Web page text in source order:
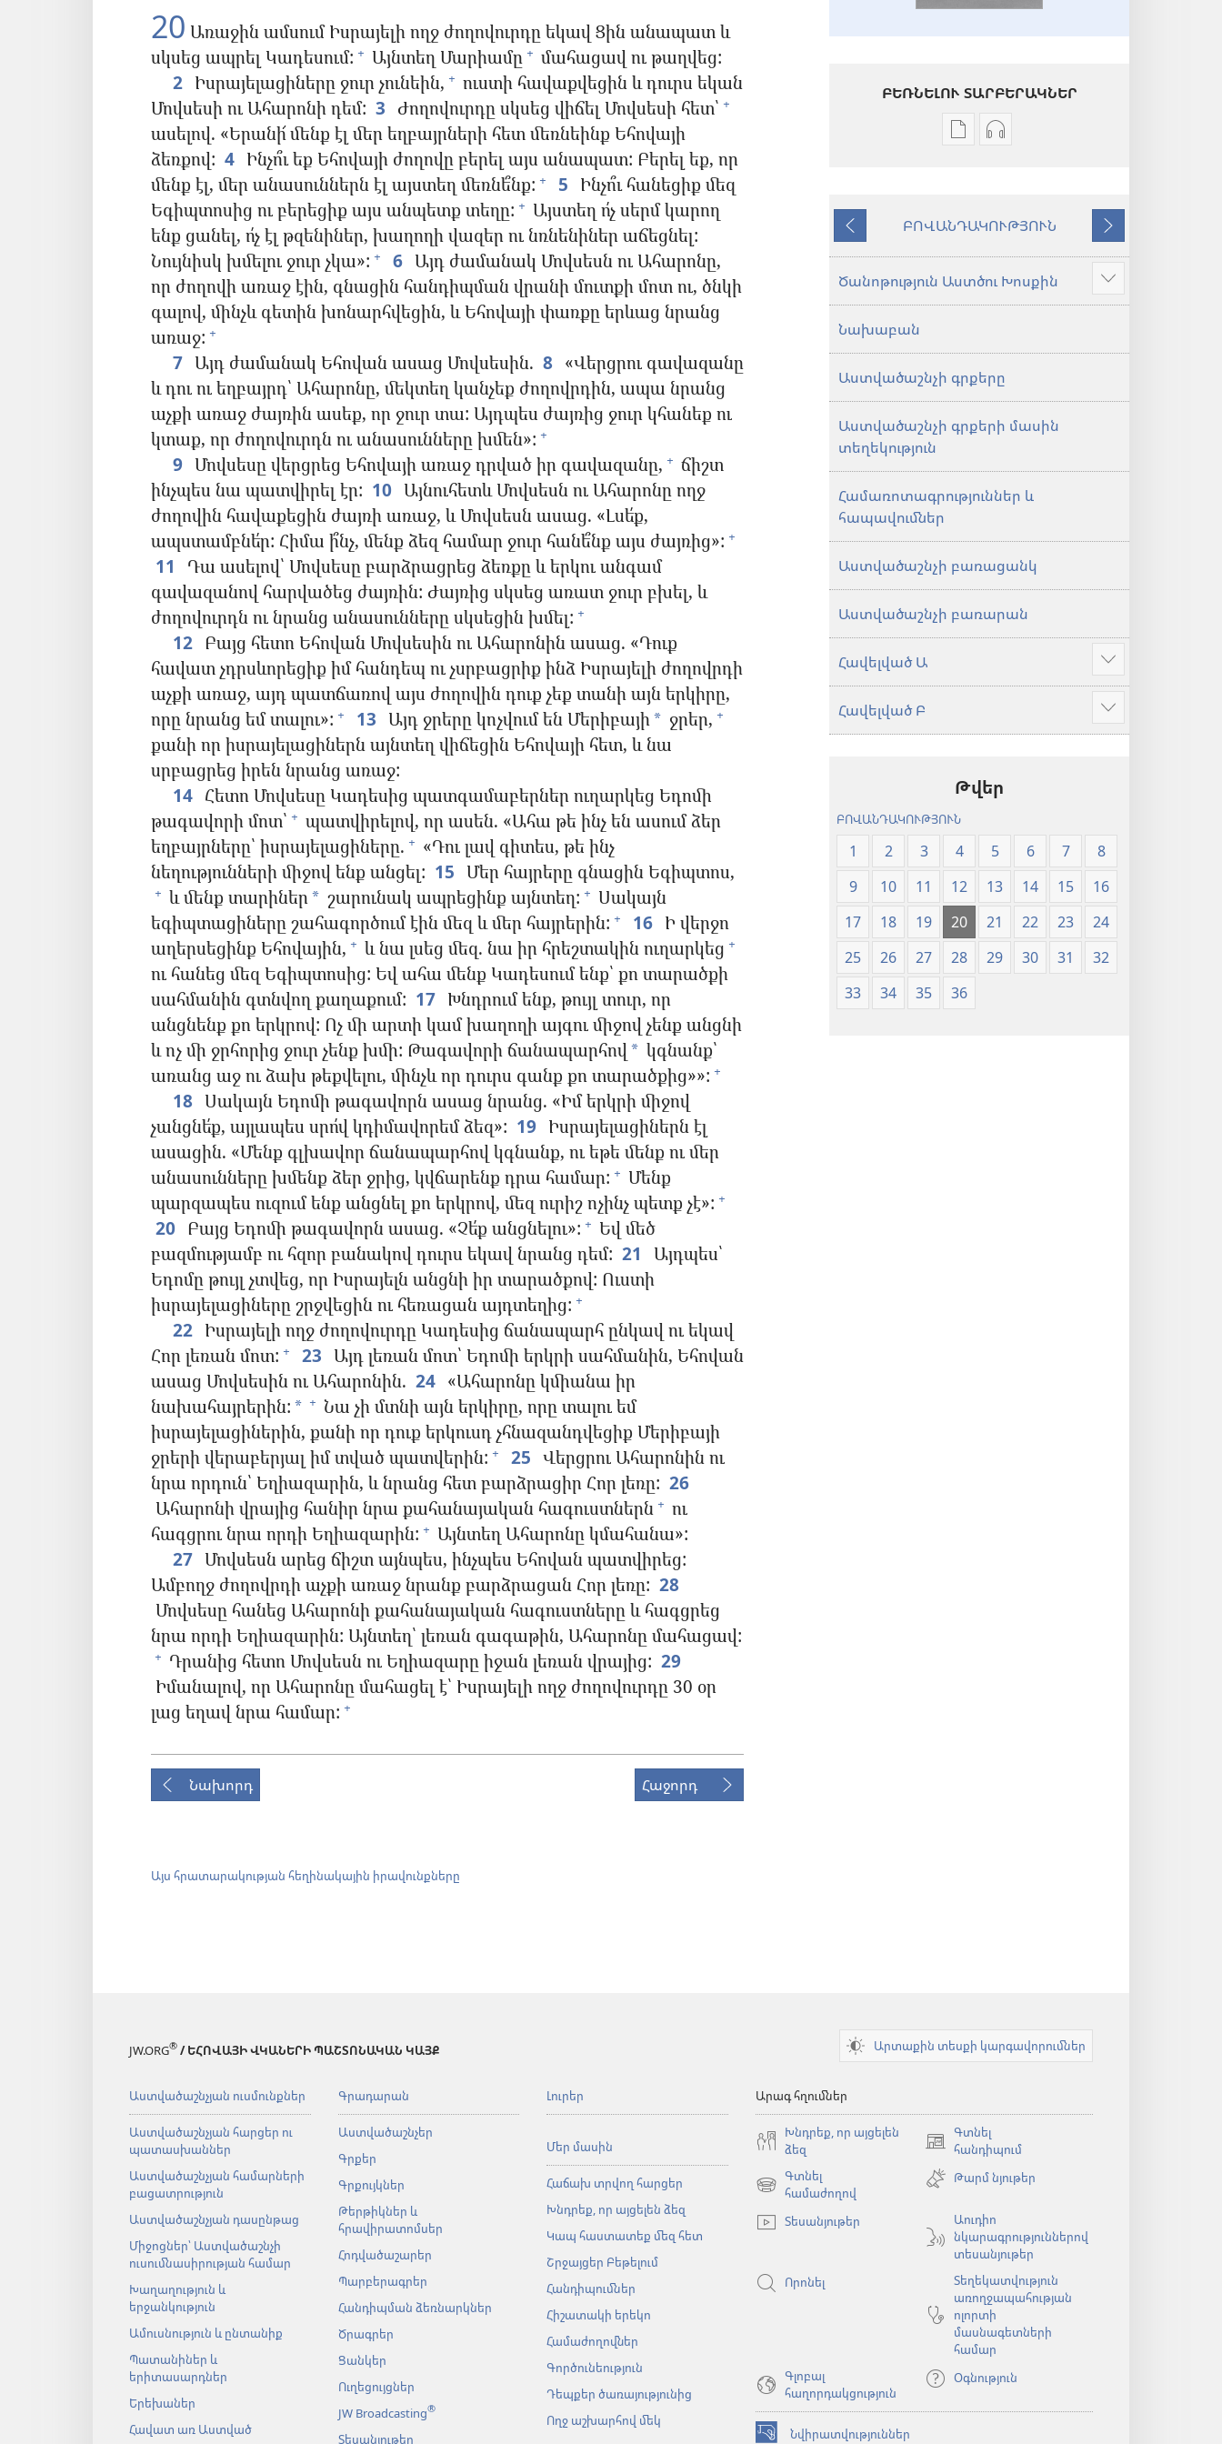
20 Առաջին ամսում Իսրայելի ողջ ժողովուրդը եկավ Ցին անապատ և
սկսեց ապրել Կադեսում: + Այնտեղ Մարիամը + մահացավ ու թաղվեց:
2 Իսրայելացիները ջուր չունեին, + ուստի հավաքվեցին և դուրս եկան
Մովսեսի ու Ահարոնի դեմ: 3 Ժողովուրդը սկսեց վիճել Մովսեսի հետ՝ +
ասելով. «Երանի՜ մենք էլ մեր եղբայրների հետ մեռնեինք Եհովայի
ձեռքով: 4 Ինչո՞ւ եք Եհովայի ժողովը բերել այս անապատ: Բերել եք, որ
մենք էլ, մեր անասուններն էլ այստեղ մեռնե՞նք: + 5 Ինչո՞ւ հանեցիք մեզ
Եգիպտոսից ու բերեցիք այս անպետք տեղը: + Այստեղ ո՛չ սերմ կարող
ենք ցանել, ո՛չ էլ թզենիներ, խաղողի վազեր ու նռնենիներ աճեցնել:
Նույնիսկ խմելու ջուր չկա»: + 6 Այդ ժամանակ Մովսեսն ու Ահարոնը,
որ ժողովի առաջ էին, գնացին հանդիպման վրանի մուտքի մոտ ու, ծնկի
գալով, մինչև գետին խոնարհվեցին, և Եհովայի փառքը երևաց նրանց
առաջ: +
7 Այդ ժամանակ Եհովան ասաց Մովսեսին. 8 «Վերցրու գավազանը
և դու ու եղբայրդ՝ Ահարոնը, մեկտեղ կանչեք ժողովրդին, ապա նրանց
աչքի առաջ ժայռին ասեք, որ ջուր տա: Այդպես ժայռից ջուր կհանեք ու
կտաք, որ ժողովուրդն ու անասունները խմեն»: +
9 Մովսեսը վերցրեց Եհովայի առաջ դրված իր գավազանը, + ճիշտ
ինչպես նա պատվիրել էր: 10 Այնուհետև Մովսեսն ու Ահարոնը ողջ
ժողովին հավաքեցին ժայռի առաջ, և Մովսեսն ասաց. «Լսե՛ք,
ապստամբնե՛ր: Հիմա ի՞նչ, մենք ձեզ համար ջուր հանե՞նք այս ժայռից»: +
11
Դա ասելով՝ Մովսեսը բարձրացրեց ձեռքը և երկու անգամ
գավազանով հարվածեց ժայռին: Ժայռից սկսեց առատ ջուր բխել, և
ժողովուրդն ու նրանց անասունները սկսեցին խմել: +
12 Բայց հետո Եհովան Մովսեսին ու Ահարոնին ասաց. «Դուք
հավատ չդրսևորեցիք իմ հանդեպ ու չսրբացրիք ինձ Իսրայելի ժողովրդի
աչքի առաջ, այդ պատճառով այս ժողովին դուք չեք տանի այն երկիրը,
որը նրանց եմ տալու»: + 13 Այդ ջրերը կոչվում են Մերիբայի* ջրեր, +
քանի որ իսրայելացիներն այնտեղ վիճեցին Եհովայի հետ, և նա
սրբացրեց իրեն նրանց առաջ:
14 Հետո Մովսեսը Կադեսից պատգամաբերներ ուղարկեց Եդոմի
թագավորի մոտ՝ + պատվիրելով, որ ասեն. «Ահա թե ինչ են ասում ձեր
եղբայրները՝ իսրայելացիները. + «Դու լավ գիտես, թե ինչ
նեղությունների միջով ենք անցել: 15 Մեր հայրերը գնացին Եգիպտոս,
+ և մենք տարիներ* շարունակ ապրեցինք այնտեղ: + Սակայն
եգիպտացիները շահագործում էին մեզ և մեր հայրերին: + 16 Ի վերջո
աղերսեցինք Եհովային, + և նա լսեց մեզ. նա իր հրեշտակին ուղարկեց +
ու հանեց մեզ Եգիպտոսից: Եվ ահա մենք Կադեսում ենք՝ քո տարածքի
սահմանին գտնվող քաղաքում: 17 Խնդրում ենք, թույլ տուր, որ
անցնենք քո երկրով: Ոչ մի արտի կամ խաղողի այգու միջով չենք անցնի
և ոչ մի ջրհորից ջուր չենք խմի: Թագավորի ճանապարհով * կգնանք՝
առանց աջ ու ձախ թեքվելու, մինչև որ դուրս գանք քո տարածքից»»: +
18 Սակայն Եդոմի թագավորն ասաց նրանց. «Իմ երկրի միջով
չանցնե՛ք, այլապես սրո՛վ կդիմավորեմ ձեզ»: 19 Իսրայելացիներն էլ
ասացին. «Մենք գլխավոր ճանապարհով կգնանք, ու եթե մենք ու մեր
անասունները խմենք ձեր ջրից, կվճարենք դրա համար: + Մենք
պարզապես ուզում ենք անցնել քո երկրով, մեզ ուրիշ ոչինչ պետք չէ»: +
20 Բայց Եդոմի թագավորն ասաց. «Չե՛ք անցնելու»: + Եվ մեծ
բազմությամբ ու հզոր բանակով դուրս եկավ նրանց դեմ: 21
Այդպես՝
Եդոմը թույլ չտվեց, որ Իսրայելն անցնի իր տարածքով: Ուստի
իսրայելացիները շրջվեցին ու հեռացան այդտեղից: +
22 Իսրայելի ողջ ժողովուրդը Կադեսից ճանապարհ ընկավ ու եկավ
Հոր լեռան մոտ: + 23 Այդ լեռան մոտ՝ Եդոմի երկրի սահմանին, Եհովան
ասաց Մովսեսին ու Ահարոնին. 24 «Ահարոնը կմիանա իր
նախահայրերին: * + Նա չի մտնի այն երկիրը, որը տալու եմ
իսրայելացիներին, քանի որ դուք երկուսդ չհնազանդվեցիք Մերիբայի
ջրերի վերաբերյալ իմ տված պատվերին: + 25 Վերցրու Ահարոնին ու
նրա որդուն՝ Եղիազարին, և նրանց հետ բարձրացիր Հոր լեռը: 26
Ահարոնի վրայից հանիր նրա քահանայական հագուստներն + ու
հագցրու նրա որդի Եղիազարին: + Այնտեղ Ահարոնը կմահանա»:
27 Մովսեսն արեց ճիշտ այնպես, ինչպես Եհովան պատվիրեց:
Ամբողջ ժողովրդի աչքի առաջ նրանք բարձրացան Հոր լեռը: 28
Մովսեսը հանեց Ահարոնի քահանայական հագուստները և հագցրեց
նրա որդի Եղիազարին: Այնտեղ՝ լեռան գագաթին, Ահարոնը մահացավ:
+ Դրանից հետո Մովսեսն ու Եղիազարը իջան լեռան վրայից: 29
Իմանալով, որ Ահարոնը մահացել է՝ Իսրայելի ողջ ժողովուրդը 30 օր
լաց եղավ նրա համար: +
Նախորդ Հաջորդ
Այս հրատարակության հեղինակային իրավունքները
ԲԵՌՆԵԼՈՒ ՏԱՐԲԵՐԱԿՆԵՐ
Թվային
Աստվածաշունչ.
աշխարհ»
թարգմանություն
Աուդիոձայնագրությունները
Աստվածաշունչ.
«Նոր
թարգմանություն
(2024)
Նախորդ
ԲՈՎԱՆԴԱԿՈՒԹՅՈՒՆ
Հաջորդ
Ծանոթություն Աստծու Խոսքին
Ցույց
տալ
Նախաբան
Աստվածաշնչի գրքերը
Աստվածաշնչի գրքերի մասին
տեղեկություն
Համառոտագրություններ և
հապավումներ
Աստվածաշնչի բառացանկ
Աստվածաշնչի բառարան
Հավելված Ա
Ցույց
տալ
ավելին
Հավելված Բ
Ցույց
տալ
Թվեր
ԲՈՎԱՆԴԱԿՈՒԹՅՈՒՆ
1 2 3 4 5 6 7
8
9
10 11 12 13 14 15
16
17
18 19 20 21 22 23
24
25
26 27 28 29 30 31
32
33
34 35 36
JW.ORG® / ԵՀՈՎԱՅԻ ՎԿԱՆԵՐԻ ՊԱՇՏՈՆԱԿԱՆ ԿԱՅՔ Արտաքին տեսքի կարգավորումներ
Աստվածաշնչյան ուսմունքներ
Աստվածաշնչյան հարցեր ու
պատասխաններ
Աստվածաշնչյան համարների
բացատրություն
Աստվածաշնչյան դասընթաց
Միջոցներ՝ Աստվածաշնչի
ուսումնասիրության համար
Խաղաղություն և
երջանկություն
Ամուսնություն և ընտանիք
Պատանիներ և
երիտասարդներ
Երեխաներ
Հավատ առ Աստված
Գրադարան
Աստվածաշնչեր
Գրքեր
Գրքույկներ
Թերթիկներ և
հրավիրատոմսեր
Հոդվածաշարեր
Պարբերագրեր
Հանդիպման ձեռնարկներ
Ծրագրեր
Ցանկեր
Ուղեցույցներ
JW Broadcasting®
Տեսանյութեր
Լուրեր
Մեր մասին
Հաճախ տրվող հարցեր
Խնդրեք, որ այցելեն ձեզ
Կապ հաստատեք մեզ հետ
Շրջայցեր Բեթելում
Հանդիպումներ
Հիշատակի երեկո
Համաժողովներ
Գործունեություն
Դեպքեր ծառայությունից
Ողջ աշխարհով մեկ
Արագ հղումներ
Խնդրեք, որ այցելեն
ձեզ
Գտնել
հանդիպում
(բացվում
նոր
Գտնել
համաժողով
(բացվում
նոր
Թարմ նյութեր
Տեսանյութեր
Աուդիո
նկարագրություններով
տեսանյութեր
Որոնել
Տեղեկատվություն
առողջապահության
ոլորտի
մասնագետների
համար
Գլոբալ
հաղորդակցություն
Օգնություն
Նվիրատվություններ